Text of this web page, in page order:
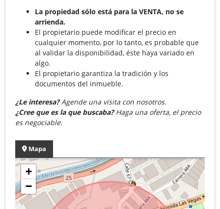
La propiedad sólo está para la VENTA, no se
arrienda.
El propietario puede modificar el precio en
cualquier momento, por lo tanto, es probable que
al validar la disponibilidad, éste haya variado en
algo.
El propietario garantiza la tradición y los
documentos del inmueble.
¿Le interesa?Agende una visita con nosotros.
¿Cree que es la que buscaba?Haga una oferta, el precio
es negociable.
Mapa
+
−